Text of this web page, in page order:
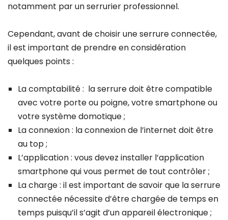
notamment par un serrurier professionnel.
Cependant, avant de choisir une serrure connectée,
il est important de prendre en considération
quelques points :
La comptabilité : la serrure doit être compatible
avec votre porte ou poigne, votre smartphone ou
votre système domotique ;
La connexion : la connexion de l’internet doit être
au top ;
L’application : vous devez installer l’application
smartphone qui vous permet de tout contrôler ;
La charge : il est important de savoir que la serrure
connectée nécessite d’être chargée de temps en
temps puisqu’il s’agit d’un appareil électronique ;